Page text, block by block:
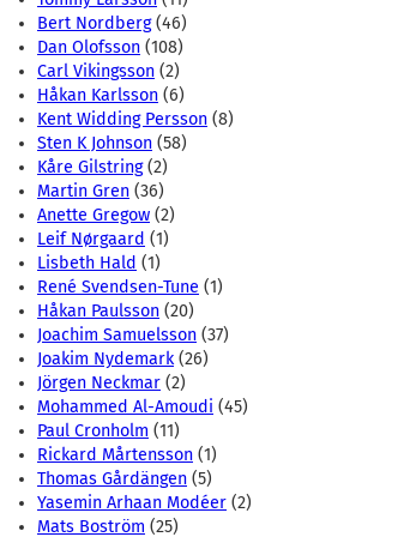
Bert Nordberg(46)
Dan Olofsson (108)
Carl Vikingsson (2)
Håkan Karlsson (6)
Kent Widding Persson (8)
Sten K Johnson (58)
Kåre Gilstring(2)
Martin Gren (36)
Anette Gregow (2)
Leif Nørgaard (1)
Lisbeth Hald (1)
René Svendsen-Tune (1)
Håkan Paulsson (20)
Joachim Samuelsson (37)
Joakim Nydemark(26)
Jörgen Neckmar (2)
Mohammed Al-Amoudi (45)
Paul Cronholm (11)
Rickard Mårtensson (1)
Thomas Gårdängen (5)
Yasemin Arhaan Modéer (2)
Mats Boström (25)